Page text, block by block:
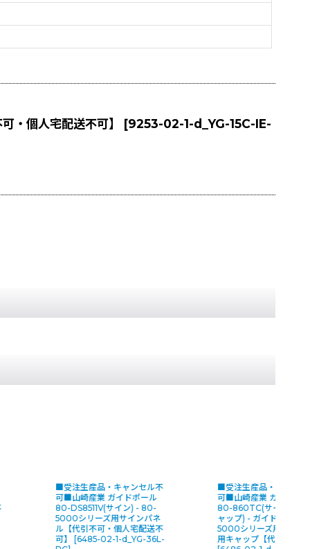
・個人宅配送不可】 [9253-02-1-d_YG-15C-IE-
■受注生産品・キャンセル不
可■山崎産業 ガイドポール
80-860TC(サイン取付用キ
ャップ) - ガイドポール80-
5000シリーズ用パネル取付
用キャップ【代引不可】
■受注生産品・キャン
可■山崎産業 ガイドポ
80-5000R(再生ゴムタ
プ)/ 80-5000(注水タイ
屋外で便利な雨天対応
ポール【代引不可】